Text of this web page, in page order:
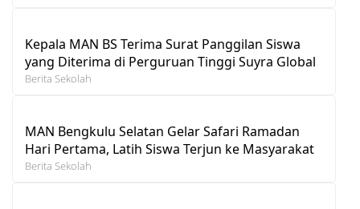
Kepala MAN BS Terima Surat Panggilan Siswa
yang Diterima di Perguruan Tinggi Suyra Global
Berita Sekolah
MAN Bengkulu Selatan Gelar Safari Ramadan
Hari Pertama, Latih Siswa Terjun ke Masyarakat
Berita Sekolah